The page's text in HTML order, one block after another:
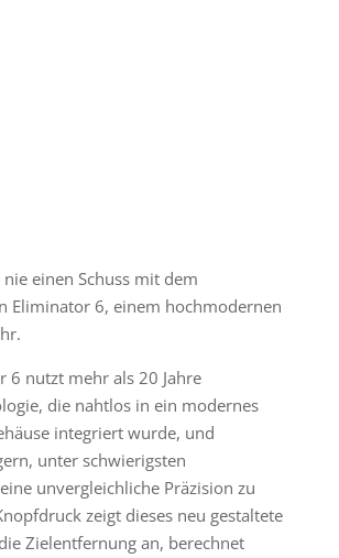
nie einen Schuss mit dem
Eliminator 6, einem hochmodernen
6 nutzt mehr als 20 Jahre
die nahtlos in ein modernes
integriert wurde, und
unter schwierigsten
unvergleichliche Präzision zu
zeigt dieses neu gestaltete
Zielentfernung an, berechnet